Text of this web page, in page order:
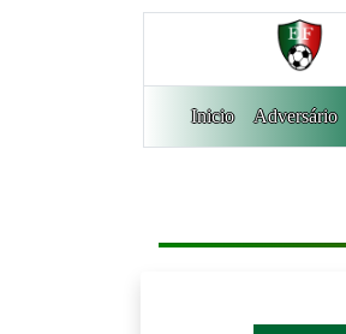
Inicio Adversário